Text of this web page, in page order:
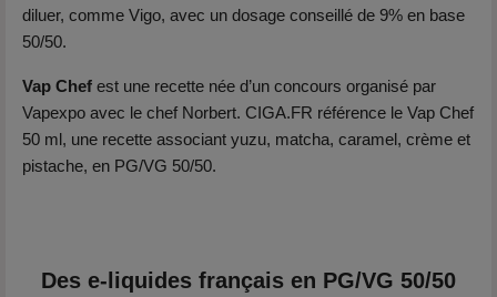
diluer, comme Vigo, avec un dosage conseillé de 9% en base
50/50.
Vap Chef est une recette née d’un concours organisé par
Vapexpo avec le chef Norbert. CIGA.FR référence le Vap Chef
50 ml, une recette associant yuzu, matcha, caramel, crème et
pistache, en PG/VG 50/50.
Des e-liquides français en PG/VG 50/50